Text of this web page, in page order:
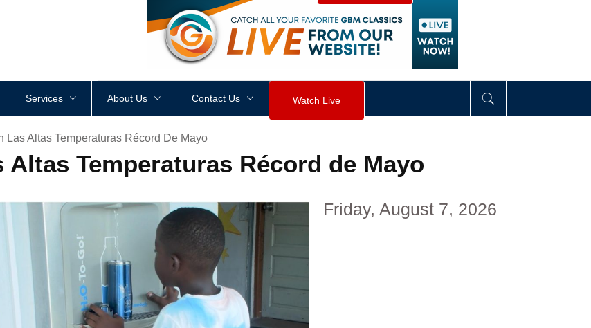
<div style height: px visibility div>
Services About Us Contact Us Watch Live
Las Altas Temperaturas Récord De Mayo
Temperaturas Récord de Mayo
Friday, August 7, 2026